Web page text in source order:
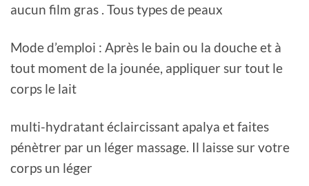
aucun film gras . Tous types de peaux
Mode d’emploi : Après le bain ou la douche et à
tout moment de la jounée, appliquer sur tout le
corps le lait
multi-hydratant éclaircissant apalya et faites
pénètrer par un léger massage. Il laisse sur votre
corps un léger